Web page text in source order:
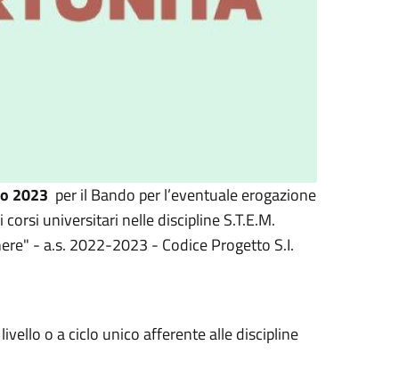
2023 per il Bando per l’eventualeerogazione
universitari nelle discipline S.T.E.M.
- a.s. 2022-2023 - Codice Progetto S.I.
o a ciclo unico afferente alle discipline